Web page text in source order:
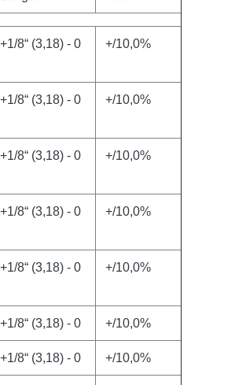
+1/8“ (3,18) - 0 +/10,0%
+1/8“ (3,18) - 0 +/10,0%
+1/8“ (3,18) - 0 +/10,0%
+1/8“ (3,18) - 0 +/10,0%
+1/8“ (3,18) - 0 +/10,0%
+1/8“ (3,18) - 0 +/10,0%
+1/8“ (3,18) - 0 +/10,0%